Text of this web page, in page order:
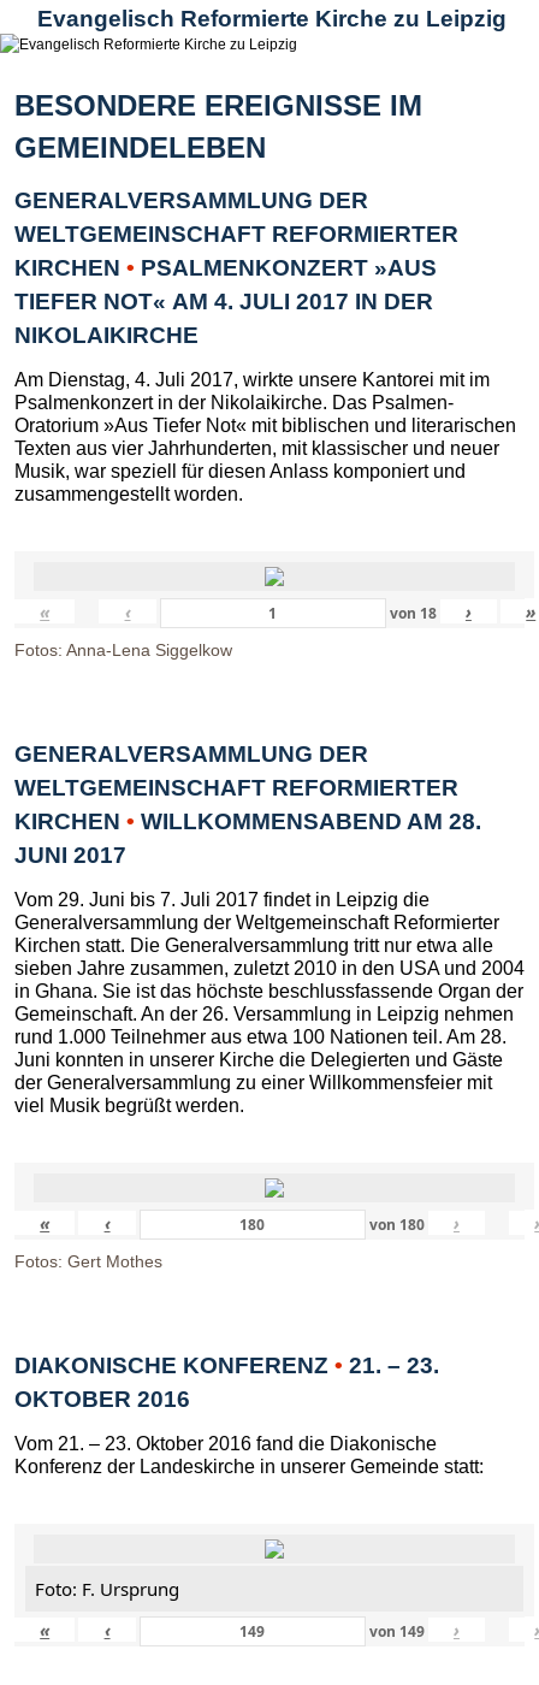
Evangelisch Reformierte Kirche zu Leipzig
BESONDERE EREIGNISSE IM
GEMEINDELEBEN
GENERALVERSAMMLUNG DER
WELTGEMEINSCHAFT REFORMIERTER
KIRCHEN • PSALMENKONZERT »AUS
TIEFER NOT« AM 4. JULI 2017 IN DER
NIKOLAIKIRCHE
Am Dienstag, 4. Juli 2017, wirkte unsere Kantorei mit im
Psalmenkonzert in der Nikolaikirche. Das Psalmen-
Oratorium »Aus Tiefer Not« mit biblischen und literarischen
Texten aus vier Jahrhunderten, mit klassischer und neuer
Musik, war speziell für diesen Anlass komponiert und
zusammengestellt worden.
« ‹ von 18 › »
Fotos: Anna-Lena Siggelkow
GENERALVERSAMMLUNG DER
WELTGEMEINSCHAFT REFORMIERTER
KIRCHEN • WILLKOMMENSABEND AM 28.
JUNI 2017
Vom 29. Juni bis 7. Juli 2017 findet in Leipzig die
Generalversammlung der Weltgemeinschaft Reformierter
Kirchen statt. Die Generalversammlung tritt nur etwa alle
sieben Jahre zusammen, zuletzt 2010 in den USA und 2004
in Ghana. Sie ist das höchste beschlussfassende Organ der
Gemeinschaft. An der 26. Versammlung in Leipzig nehmen
rund 1.000 Teilnehmer aus etwa 100 Nationen teil. Am 28.
Juni konnten in unserer Kirche die Delegierten und Gäste
der Generalversammlung zu einer Willkommensfeier mit
viel Musik begrüßt werden.
« ‹ von 180 ›
Fotos: Gert Mothes
DIAKONISCHE KONFERENZ • 21. – 23.
OKTOBER 2016
Vom 21. – 23. Oktober 2016 fand die Diakonische
Konferenz der Landeskirche in unserer Gemeinde statt:
Foto: F. Ursprung
«
‹ von 149 ›